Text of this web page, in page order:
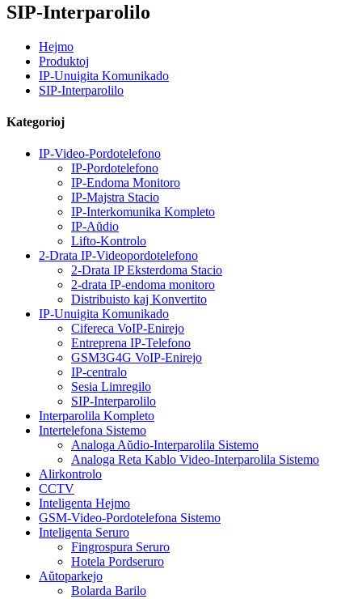
SIP-Interparolilo
Hejmo
Produktoj
IP-Unuigita Komunikado
SIP-Interparolilo
Kategorioj
IP-Video-Pordotelefono
IP-Pordotelefono
IP-Endoma Monitoro
IP-Majstra Stacio
IP-Interkomunika Kompleto
IP-Aŭdio
Lifto-Kontrolo
2-Drata IP-Videopordotelefono
2-Drata IP Eksterdoma Stacio
2-drata IP-endoma monitoro
Distribuisto kaj Konvertito
IP-Unuigita Komunikado
Cifereca VoIP-Enirejo
Entreprena IP-Telefono
GSM3G4G VoIP-Enirejo
IP-centralo
Sesia Limregilo
SIP-Interparolilo
Interparolila Kompleto
Intertelefona Sistemo
Analoga Aŭdio-Interparolila Sistemo
Analoga Reta Kablo Video-Interparolila Sistemo
Alirkontrolo
CCTV
Inteligenta Hejmo
GSM-Video-Pordotelefona Sistemo
Inteligenta Seruro
Fingrospura Seruro
Hotela Pordseruro
Aŭtoparkejo
Bolarda Barilo